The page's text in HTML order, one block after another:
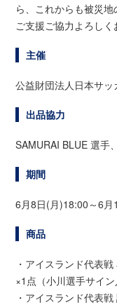
ら、これからも被災地
ご支援ご協力よろしく
主催
公益財団法人日本サッ
出品協力
SAMURAI BLUE 選手
期間
6月8日(月)18:00～6
商品
・アイスランド代表
×1点（小川選手サイン
・アイスランド代表